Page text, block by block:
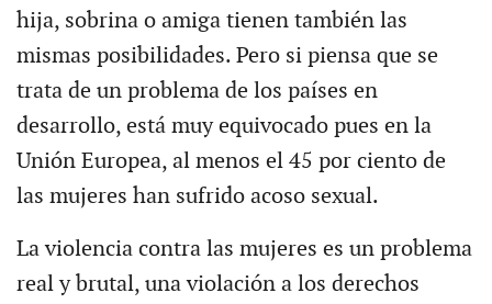
hija, sobrina o amiga tienen también las
mismas posibilidades. Pero si piensa que se
trata de un problema de los países en
desarrollo, está muy equivocado pues en la
Unión Europea, al menos el 45 por ciento de
las mujeres han sufrido acoso sexual.
La violencia contra las mujeres es un problema
real y brutal, una violación a los derechos